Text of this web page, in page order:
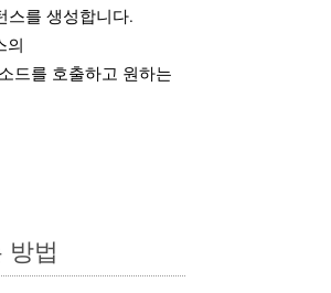
스를 생성합니다.
의
드를 호출하고 원하는
방법